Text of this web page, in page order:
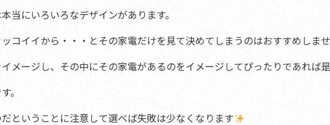
当にいろいろなデザインがあります。
ッコイイから・・・とその家電だけを見て決めてしまうのはおすすめしま
メージし、その中にその家電があるのをイメージしてぴったりであれば
。
ということに注意して選べば失敗は少なくなります